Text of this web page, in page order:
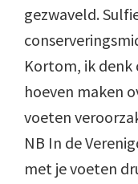
gezwaveld.
Kortom, ik denk
hoeven maken
voeten
NB In de
met je voeten